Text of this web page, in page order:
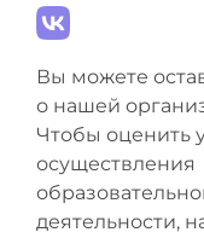
Вы можете
о нашей
Чтобы оценить
осуществления
деятельности,